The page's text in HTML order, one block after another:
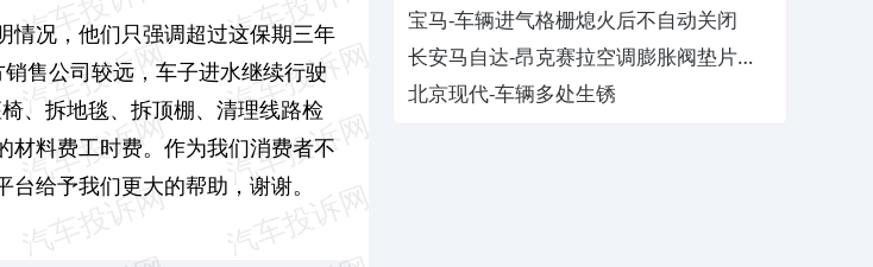
情况，他们只强调超过这保期三年
售公司较远，车子进水继续行驶
、拆地毯、拆顶棚、清理线路检
材料费工时费。作为我们消费者不
给予我们更大的帮助，谢谢。
置与功能
宝马-车辆进气格栅熄火后不自动关闭
长安马自达-昂克赛拉空调膨胀阀垫片生
锈
北京现代-车辆多处生锈